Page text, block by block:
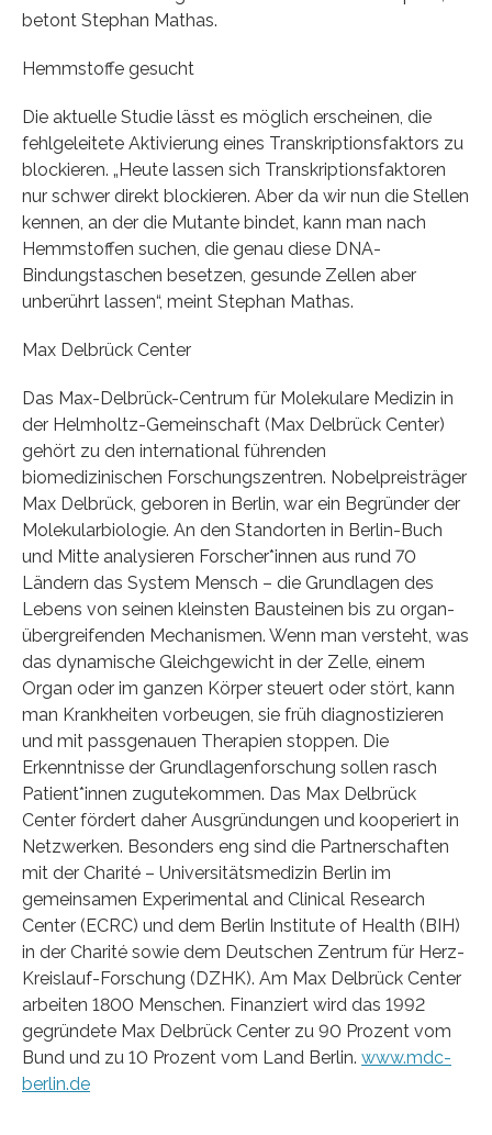
betont Stephan Mathas.
Hemmstoffe gesucht
Die aktuelle Studie lässt es möglich erscheinen, die
fehlgeleitete Aktivierung eines Transkriptionsfaktors zu
blockieren. „Heute lassen sich Transkriptionsfaktoren
nur schwer direkt blockieren. Aber da wir nun die Stellen
kennen, an der die Mutante bindet, kann man nach
Hemmstoffen suchen, die genau diese DNA-
Bindungstaschen besetzen, gesunde Zellen aber
unberührt lassen“, meint Stephan Mathas.
Max Delbrück Center
Das Max-Delbrück-Centrum für Molekulare Medizin in
der Helmholtz-Gemeinschaft (Max Delbrück Center)
gehört zu den international führenden
biomedizinischen Forschungszentren. Nobelpreisträger
Max Delbrück, geboren in Berlin, war ein Begründer der
Molekularbiologie. An den Standorten in Berlin-Buch
und Mitte analysieren Forscher*innen aus rund 70
Ländern das System Mensch – die Grundlagen des
Lebens von seinen kleinsten Bausteinen bis zu organ-
übergreifenden Mechanismen. Wenn man versteht, was
das dynamische Gleichgewicht in der Zelle, einem
Organ oder im ganzen Körper steuert oder stört, kann
man Krankheiten vorbeugen, sie früh diagnostizieren
und mit passgenauen Therapien stoppen. Die
Erkenntnisse der Grundlagenforschung sollen rasch
Patient*innen zugutekommen. Das Max Delbrück
Center fördert daher Ausgründungen und kooperiert in
Netzwerken. Besonders eng sind die Partnerschaften
mit der Charité – Universitätsmedizin Berlin im
gemeinsamen Experimental and Clinical Research
Center (ECRC) und dem Berlin Institute of Health (BIH)
in der Charité sowie dem Deutschen Zentrum für Herz-
Kreislauf-Forschung (DZHK). Am Max Delbrück Center
arbeiten 1800 Menschen. Finanziert wird das 1992
gegründete Max Delbrück Center zu 90 Prozent vom
Bund und zu 10 Prozent vom Land Berlin. www.mdc-
berlin.de